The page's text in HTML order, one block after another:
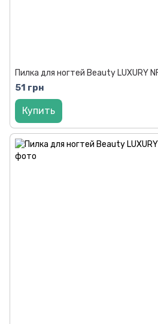
Пилка для ногтей Beauty LUXURY
51 грн
Купить